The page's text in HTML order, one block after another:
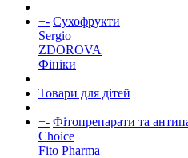
+- Сухофрукти
Sergio
ZDOROVA
Фініки
Товари для дітей
+- Фітопрепарати та
Choice
Fito Pharma